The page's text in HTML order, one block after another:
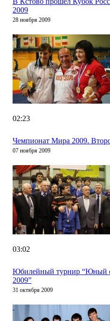
2009
28 ноября 2009
02:23
Чемпионат Мира 2009.
07 ноября 2009
03:02
Юбилейный турнир “Юный
2009”
31 октября 2009